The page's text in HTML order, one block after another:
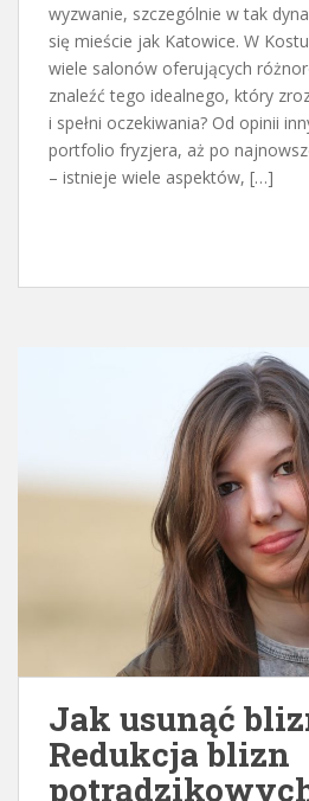
wyzwanie, szczególnie w tak
się mieście jak Katowice. W
wiele salonów oferujących
znaleźć tego idealnego, który
i spełni oczekiwania? Od opinii
portfolio fryzjera, aż po
– istnieje wiele aspektów, […]
Jak usunąć
Redukcja blizn